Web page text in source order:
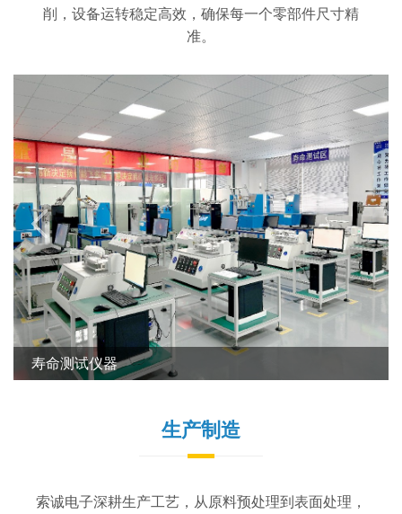
削，设备运转稳定高效，确保每一个零部件尺寸精
准。
寿命测试仪器
生产制造
索诚电子深耕生产工艺，从原料预处理到表面处理，